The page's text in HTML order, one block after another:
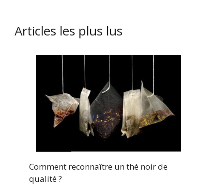
Articles les plus lus
Comment reconnaître un thé noir de
qualité ?